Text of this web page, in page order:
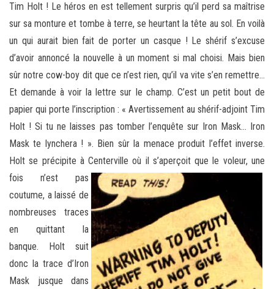
Tim Holt ! Le héros en est tellement surpris qu’il perd sa maîtrise
sur sa monture et tombe à terre, se heurtant la tête au sol. En voilà
un qui aurait bien fait de porter un casque ! Le shérif s’excuse
d’avoir annoncé la nouvelle à un moment si mal choisi. Mais bien
sûr notre cow-boy dit que ce n’est rien, qu’il va vite s’en remettre…
Et demande à voir la lettre sur le champ. C’est un petit bout de
papier qui porte l’inscription : « Avertissement au shérif-adjoint Tim
Holt ! Si tu ne laisses pas tomber l’enquête sur Iron Mask… Iron
Mask te lynchera ! ». Bien sûr la menace produit l’effet inverse.
Holt se précipite à Centerville où il s’aperçoit que le voleur, une
fois n’est pas
coutume, a laissé de
nombreuses traces
en quittant la
banque. Holt suit
donc la trace d’Iron
Mask jusque dans